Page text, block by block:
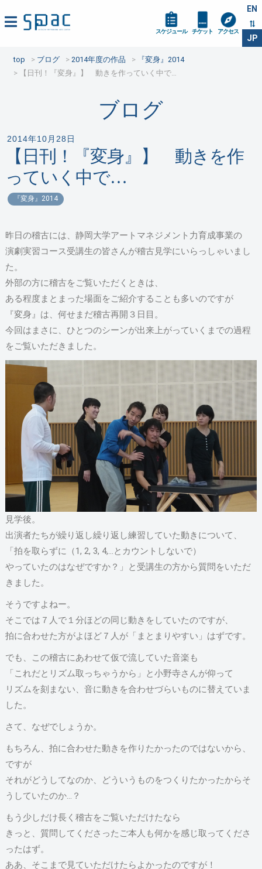
EN
JP
スケジュール チケット アクセス
top ブログ 2014年度の作品
『変身』2014
【日刊！『変身』】 動きを作っていく中で…
ブログ
2014年10月28日
【日刊！『変身』】 動きを作
っていく中で…
『変身』2014
昨日の稽古には、静岡大学アートマネジメント力育成事業の
演劇実習コース受講生の皆さんが稽古見学にいらっしゃいまし
た。
外部の方に稽古をご覧いただくときは、
ある程度まとまった場面をご紹介することも多いのですが
『変身』は、何せまだ稽古再開３日目。
今回はまさに、ひとつのシーンが出来上がっていくまでの過程
をご覧いただきました。
見学後。
出演者たちが繰り返し繰り返し練習していた動きについて、
「拍を取らずに（1, 2, 3, 4,…とカウントしないで）
やっていたのはなぜですか？」と受講生の方から質問をいただ
きました。
そうですよねー。
そこでは７人で１分ほどの同じ動きをしていたのですが、
拍に合わせた方がよほど７人が「まとまりやすい」はずです。
でも、この稽古にあわせて仮で流していた音楽も
「これだとリズム取っちゃうから」と小野寺さんが仰って
リズムを刻まない、音に動きを合わせづらいものに替えていま
した。
さて、なぜでしょうか。
もちろん、拍に合わせた動きを作りたかったのではないから、
ですが
それがどうしてなのか、どういうものをつくりたかったからそ
うしていたのか…？
もう少しだけ長く稽古をご覧いただけたなら
きっと、質問してくださったご本人も何かを感じ取ってくださ
ったはず。
ああ、そこまで見ていただけたらよかったのですが！